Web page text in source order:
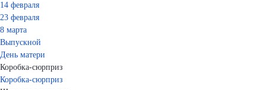
14 февраля
23 февраля
8 марта
Выпускной
День матери
Коробка-сюрприз
Коробка-сюрприз